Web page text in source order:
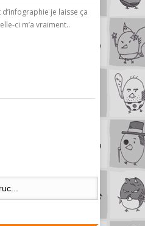
je laisse ça
ci m’a vraiment..